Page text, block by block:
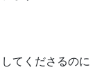
てくださるのに